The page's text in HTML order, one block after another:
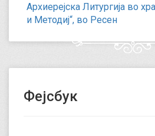
Архиерејска Литургија во
и Методиј“, во Ресен
Фејсбук